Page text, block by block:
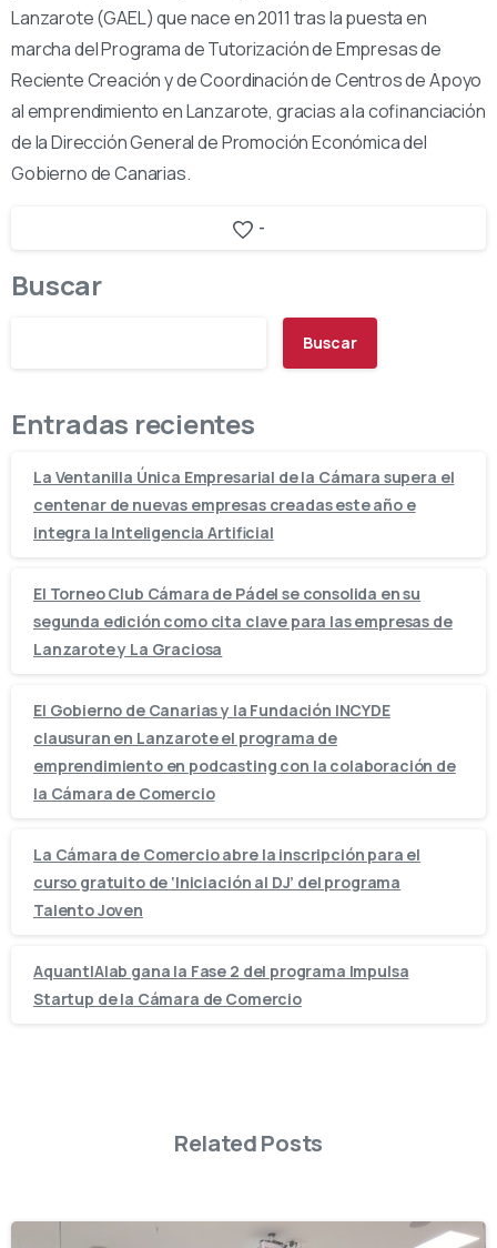
Lanzarote (GAEL) que nace en 2011 tras la puesta en
marcha del Programa de Tutorización de Empresas de
Reciente Creación y de Coordinación de Centros de Apoyo
al emprendimiento en Lanzarote, gracias a la cofinanciación
de la Dirección General de Promoción Económica del
Gobierno de Canarias.
-
Buscar
Buscar
Entradas recientes
La Ventanilla Única Empresarial de la Cámara supera el
centenar de nuevas empresas creadas este año e
integra la Inteligencia Artificial
El Torneo Club Cámara de Pádel se consolida en su
segunda edición como cita clave para las empresas de
Lanzarote y La Graciosa
El Gobierno de Canarias y la Fundación INCYDE
clausuran en Lanzarote el programa de
emprendimiento en podcasting con la colaboración de
la Cámara de Comercio
La Cámara de Comercio abre la inscripción para el
curso gratuito de ‘Iniciación al DJ’ del programa
Talento Joven
AquantIAlab gana la Fase 2 del programa Impulsa
Startup de la Cámara de Comercio
Related Posts